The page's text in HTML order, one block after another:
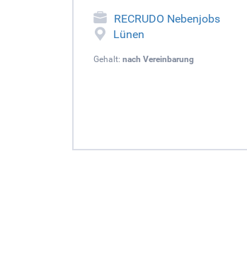
RECRUDO Nebenjobs
Lünen
Gehalt: nach Vereinbarung